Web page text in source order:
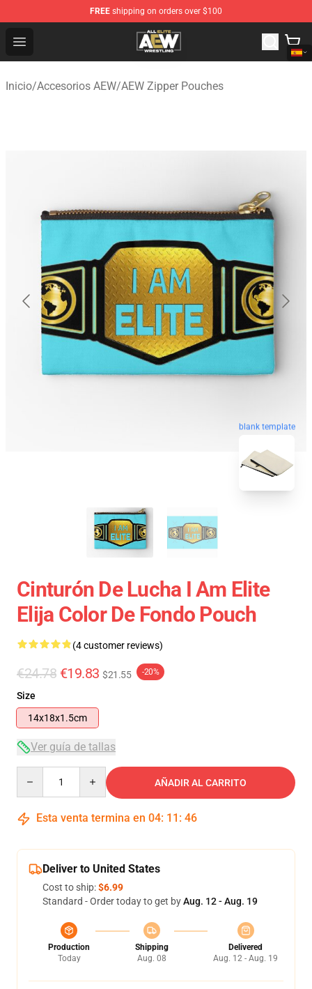
FREE shipping on orders over $100
Open menu
Aew Shop ⚡️ Official Aew Merchandise Store
Inicio/Accesorios AEW/AEW Zipper Pouches
blank template
Cinturón De Lucha I Am Elite
Elija Color De Fondo Pouch
(4 customer reviews)
€24.78 €19.83 $21.55 -20%
Size
14x18x1.5cm
Ver guía de tallas
AÑADIR AL CARRITO
Esta venta termina en 04: 11 : 46
Deliver to United States
Cost to ship:$6.99
Standard - Order today to get byAug. 12 - Aug. 19
Production
Today
Shipping
Aug. 08
Delivered
Aug. 12 - Aug. 19